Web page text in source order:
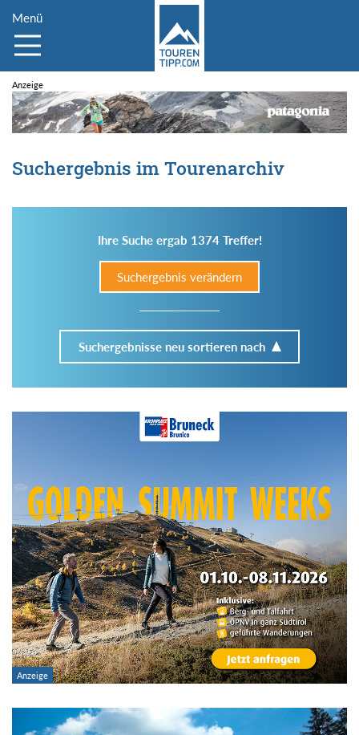
Menü
Suchergebnis im Tourenarchiv
Ihre Suche ergab 1374 Treffer!
Suchergebnis verändern
Suchergebnisse neu sortieren nach
Im Tourenarchiv suchen
Region:
Gebirge:
Art der Tour:
Schwierigkeitsgrad: